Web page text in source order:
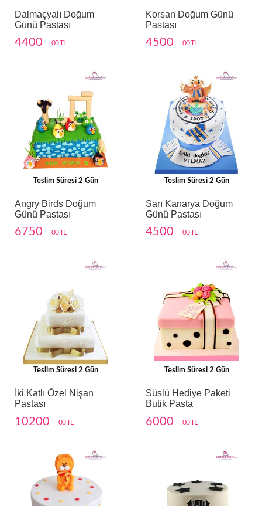
Dalmaçyalı Doğum
Günü Pastası
4400 ,00 TL
Korsan Doğum Günü
Pastası
4500 ,00 TL
Teslim Süresi 2 Gün
Angry Birds Doğum
Günü Pastası
6750 ,00 TL
Teslim Süresi 2 Gün
Sarı Kanarya Doğum
Günü Pastası
4500 ,00 TL
Teslim Süresi 2 Gün
İki Katlı Özel Nişan
Pastası
10200 ,00 TL
Teslim Süresi 2 Gün
Süslü Hediye Paketi
Butik Pasta
6000 ,00 TL